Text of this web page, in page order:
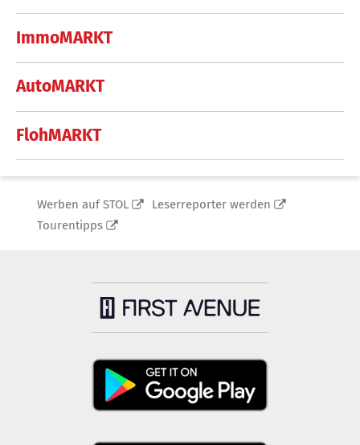
ImmoMARKT
AutoMARKT
FlohMARKT
Werben auf STOL
Leserreporter werden
Tourentipps